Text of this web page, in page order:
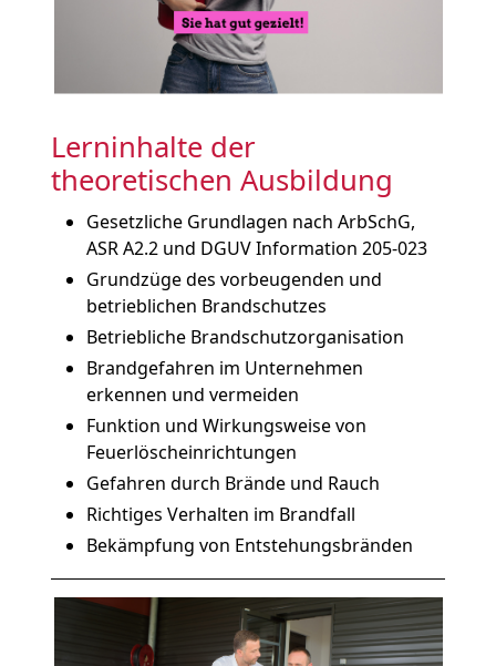
Lerninhalte der
theoretischen Ausbildung
Gesetzliche Grundlagen nach ArbSchG,
ASR A2.2 und DGUV Information 205-023
Grundzüge des vorbeugenden und
betrieblichen Brandschutzes
Betriebliche Brandschutzorganisation
Brandgefahren im Unternehmen
erkennen und vermeiden
Funktion und Wirkungsweise von
Feuerlöscheinrichtungen
Gefahren durch Brände und Rauch
Richtiges Verhalten im Brandfall
Bekämpfung von Entstehungsbränden